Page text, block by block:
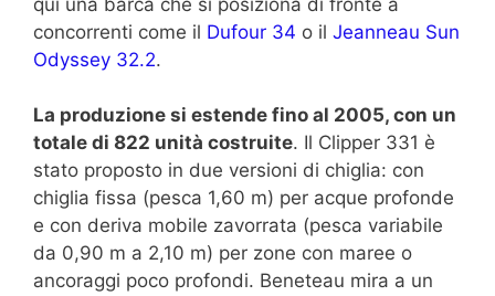
concorrenti come il Dufour 34 o il Jeanneau Sun
Odyssey 32.2.
La produzione si estende fino al 2005, con un
totale di 822 unità costruite. Il Clipper 331 è
stato proposto in due versioni di chiglia: con
chiglia fissa (pesca 1,60 m) per acque profonde
e con deriva mobile zavorrata (pesca variabile
da 0,90 m a 2,10 m) per zone con maree o
ancoraggi poco profondi. Beneteau mira a un